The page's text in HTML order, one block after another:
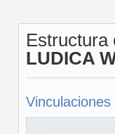
Estructura
LUDICA